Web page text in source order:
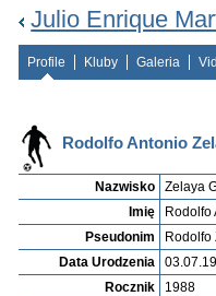
Julio Enrique
Profile Kluby Galeria
Rodolfo Antonio
Nazwisko
Zelaya
Imię
Rodolfo
Pseudonim
Rodolfo
Data Urodzenia
Rocznik
1988